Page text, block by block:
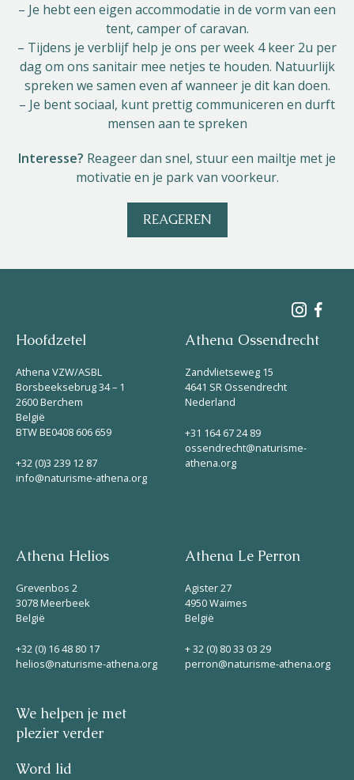
– Je hebt een eigen accommodatie in de vorm van een
tent, camper of caravan.
– Tijdens je verblijf help je ons per week 4 keer 2u per
dag om ons sanitair mee netjes te houden. Natuurlijk
spreken we samen even af wanneer je dit kan doen.
– Je bent sociaal, kunt prettig communiceren en durft
mensen aan te spreken
Interesse? Reageer dan snel, stuur een mailtje met je
motivatie en je park van voorkeur.
REAGEREN
Hoofdzetel
Athena VZW/ASBL
Borsbeeksebrug 34 – 1
2600 Berchem
België
BTW BE0408 606 659
+32 (0)3 239 12 87
info@naturisme-athena.org
Athena Ossendrecht
Zandvlietseweg 15
4641 SR Ossendrecht
Nederland
+31 164 67 24 89
ossendrecht@naturisme-
athena.org
Athena Helios
Grevenbos 2
3078 Meerbeek
België
+32 (0) 16 48 80 17
helios@naturisme-athena.org
Athena Le Perron
Agister 27
4950 Waimes
België
+ 32 (0) 80 33 03 29
perron@naturisme-athena.org
We helpen je met
plezier verder
Word lid